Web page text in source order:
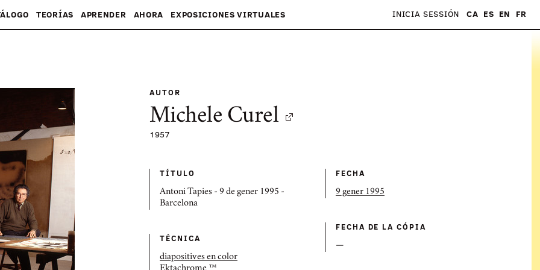
TEORÍAS APRENDER AHORA EXPOSICIONES VIRTUALES INICIA SESSIÓN CA ES EN FR
AUTOR
Michele Curel
1957
TÍTULO
Antoni Tapies - 9 de gener 1995 -
Barcelona
FECHA
9 gener 1995
FECHA DE LA CÓPIA
—
TÉCNICA
diapositives en color